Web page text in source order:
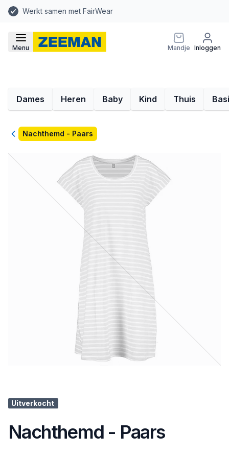
Werkt samen met FairWear
Menu Mandje Inloggen
Dames Heren Baby Kind Thuis
TerugNachthemd - Paars
Uitverkocht
Nachthemd - Paars